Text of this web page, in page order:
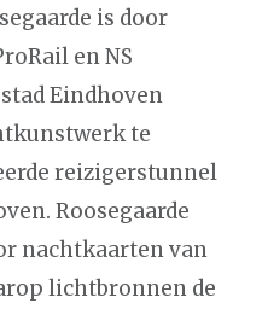
is door
en NS
Eindhoven
te
reizigerstunnel
Roosegaarde
nachtkaarten van
lichtbronnen de